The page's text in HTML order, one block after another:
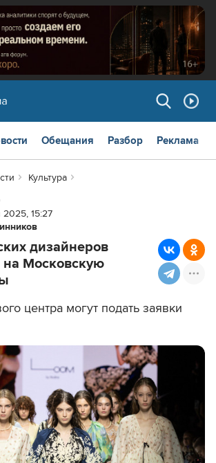
Обещания Разбор Реклама
Культура
2025, 15:27
дизайнеров
Московскую
центра могут подать заявки